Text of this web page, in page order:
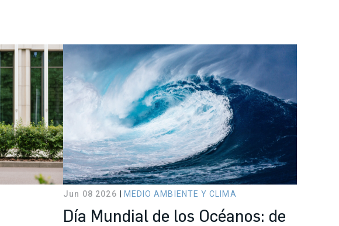
Jun 08 2026 MEDIO AMBIENTE Y CLIMA
Día Mundial de los Océanos: de